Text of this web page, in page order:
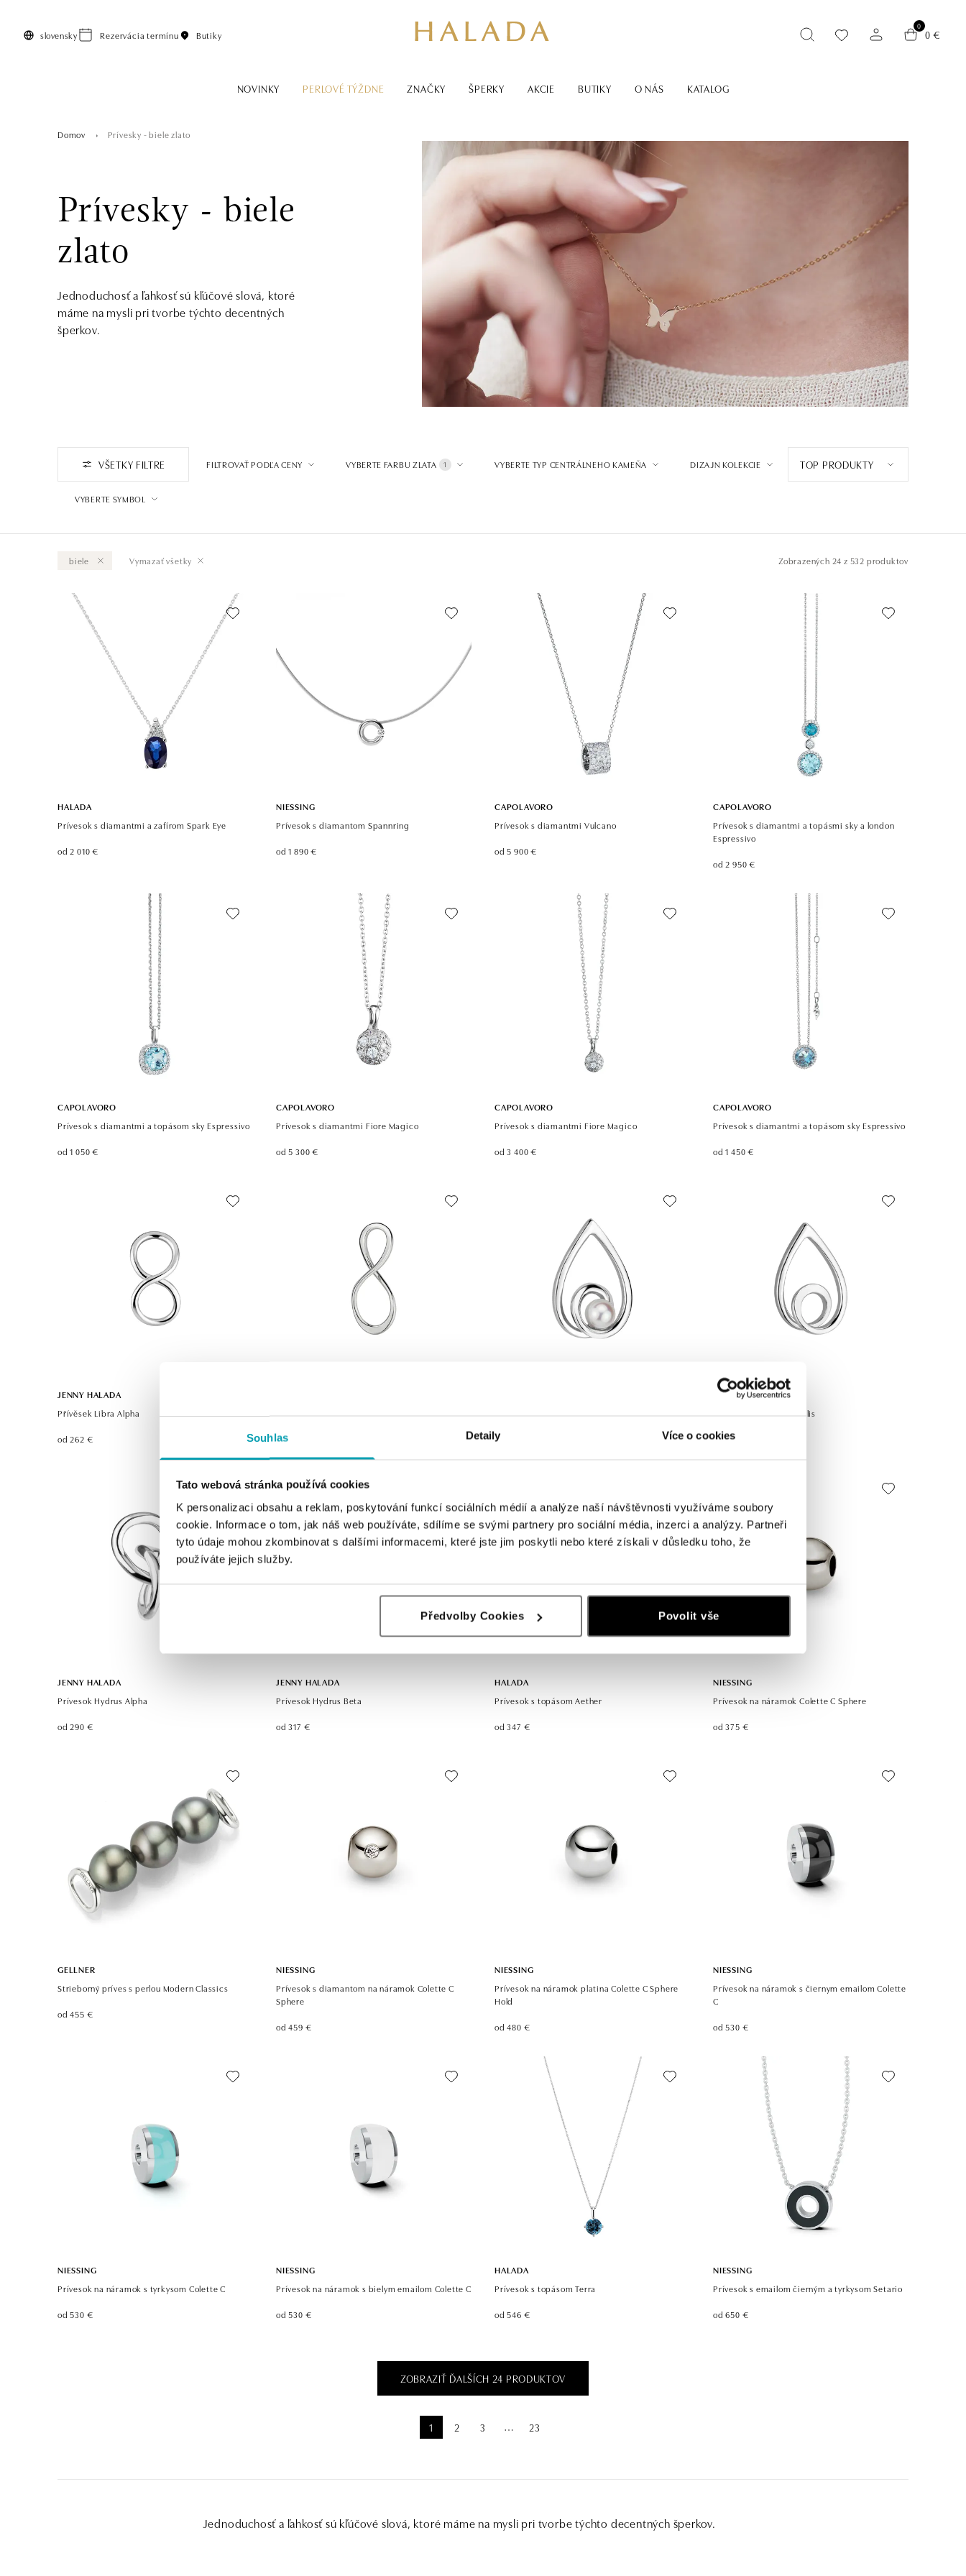
Souhlas Detaily Více o cookies
Tato webová stránka používá cookies
K personalizaci obsahu a reklam, poskytování funkcí sociálních médií a analýze naší návštěvnosti využíváme soubory
cookie. Informace o tom, jak náš web používáte, sdílíme se svými partnery pro sociální média, inzerci a analýzy. Partneři
tyto údaje mohou zkombinovat s dalšími informacemi, které jste jim poskytli nebo které získali v důsledku toho, že
používáte jejich služby.
Předvolby Cookies Povolit vše
slovensky Rezervácia termínu Butiky
0
0 €
NOVINKY PERLOVÉ TÝŽDNE ZNAČKY ŠPERKY AKCIE BUTIKY O NÁS KATALOG
Domov Prívesky - biele zlato
Prívesky - biele
zlato
Jednoduchosť a ľahkosť sú kľúčové slová, ktoré
máme na mysli pri tvorbe týchto decentných
šperkov.
VŠETKY FILTRE FILTROVAŤ PODĽA CENY VYBERTE FARBU ZLATA 1 VYBERTE TYP CENTRÁLNEHO KAMEŇA DIZAJN KOLEKCIE
VYBERTE SYMBOL
TOP PRODUKTY
biele Vymazať všetky Zobrazených 24 z 532 produktov
HALADA
Prívesok s diamantmi a zafírom Spark Eye
od 2 010 €
NIESSING
Prívesok s diamantom Spannring
od 1 890 €
CAPOLAVORO
Prívesok s diamantmi Vulcano
od 5 900 €
CAPOLAVORO
Prívesok s diamantmi a topásmi sky a london
Espressivo
od 2 950 €
CAPOLAVORO
Prívesok s diamantmi a topásom sky Espressivo
od 1 050 €
CAPOLAVORO
Prívesok s diamantmi Fiore Magico
od 5 300 €
CAPOLAVORO
Prívesok s diamantmi Fiore Magico
od 3 400 €
CAPOLAVORO
Prívesok s diamantmi a topásom sky Espressivo
od 1 450 €
JENNY HALADA
Přívěsek Libra Alpha
od 262 € od 1 594 € od 823 €
JENNY HALADA
Přívěsek Corona Australis
od 666 €
JENNY HALADA
Prívesok Hydrus Alpha
od 290 €
JENNY HALADA
Prívesok Hydrus Beta
od 317 €
HALADA
Prívesok s topásom Aether
od 347 €
NIESSING
Prívesok na náramok Colette C Sphere
od 375 €
GELLNER
Strieborný príves s perlou Modern Classics
od 455 €
NIESSING
Prívesok s diamantom na náramok Colette C
Sphere
od 459 €
NIESSING
Prívesok na náramok platina Colette C Sphere
Hold
od 480 €
NIESSING
Prívesok na náramok s čiernym emailom Colette
C
od 530 €
NIESSING
Prívesok na náramok s tyrkysom Colette C
od 530 €
NIESSING
Prívesok na náramok s bielym emailom Colette C
od 530 €
HALADA
Prívesok s topásom Terra
od 546 €
NIESSING
Prívesok s emailom čierným a tyrkysom Setario
od 650 €
ZOBRAZIŤ ĎALŠÍCH 24 PRODUKTOV
1 2 3 ⋯ 23
Jednoduchosť a ľahkosť sú kľúčové slová, ktoré máme na mysli pri tvorbe týchto decentných šperkov.